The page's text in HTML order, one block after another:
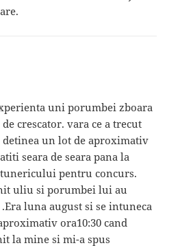
uni porumbei zboara
crescator. vara ce a trecut
un lot de aproximativ
seara de seara pana la
pentru concurs.
uliu si porumbei lui au
luna august si se intuneca
ora10:30 cand
la mine si mi-a spus